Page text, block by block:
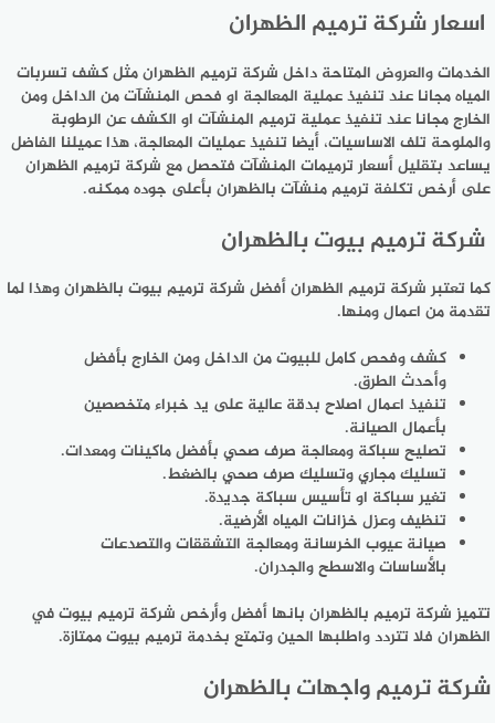
اسعار شركة ترميم الظهران
الخدمات والعروض المتاحة داخل شركة ترميم الظهران مثل كشف تسربات
المياه مجانا عند تنفيذ عملية المعالجة او فحص المنشآت من الداخل ومن
الخارج مجانا عند تنفيذ عملية ترميم المنشآت او الكشف عن الرطوبة
والملوحة تلف الاساسيات، أيضا تنفيذ عمليات المعالجة، هذا عميلنا الفاضل
يساعد بتقليل أسعار ترميمات المنشآت فتحصل مع شركة ترميم الظهران
على أرخص تكلفة ترميم منشآت بالظهران بأعلى جوده ممكنه.
شركة ترميم بيوت بالظهران
كما تعتبر شركة ترميم الظهران أفضل شركة ترميم بيوت بالظهران وهذا لما
تقدمة من اعمال ومنها.
كشف وفحص كامل للبيوت من الداخل ومن الخارج بأفضل
وأحدث الطرق.
تنفيذ اعمال اصلاح بدقة عالية على يد خبراء متخصصين
بأعمال الصيانة.
تصليح سباكة ومعالجة صرف صحي بأفضل ماكينات ومعدات.
تسليك مجاري وتسليك صرف صحي بالضغط.
تغير سباكة او تأسيس سباكة جديدة.
تنظيف وعزل خزانات المياه الأرضية.
صيانة عيوب الخرسانة ومعالجة التشققات والتصدعات
بالأساسات والاسطح والجدران.
تتميز شركة ترميم بالظهران بانها أفضل وأرخص شركة ترميم بيوت في
الظهران فلا تتردد واطلبها الحين وتمتع بخدمة ترميم بيوت ممتازة.
شركة ترميم واجهات بالظهران